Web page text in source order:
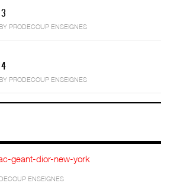
BY PRODECOUP ENSEIGNES
BY PRODECOUP ENSEIGNES
ENSEIGNES